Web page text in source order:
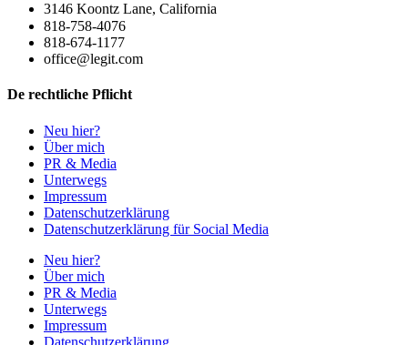
3146 Koontz Lane, California
818-758-4076
818-674-1177
office@legit.com
De rechtliche Pflicht
Neu hier?
Über mich
PR & Media
Unterwegs
Impressum
Datenschutzerklärung
Datenschutzerklärung für Social Media
Neu hier?
Über mich
PR & Media
Unterwegs
Impressum
Datenschutzerklärung